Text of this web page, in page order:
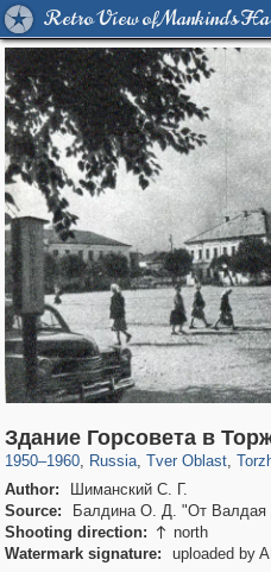
Retro View of Mankind's
Здание Горсовета в
1950–1960, Russia
1,406,242 29,243
, Tver Oblast
22,582 544
,
953
Author:
Шиманский С. Г.
Source:
Балдина О. Д. "От Валдая
Shooting direction:  north
Watermark signature:
uploaded by